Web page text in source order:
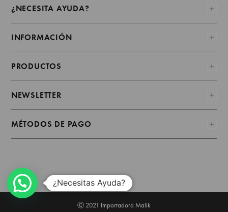
¿NECESITA AYUDA?
INFORMACIÓN
PRODUCTOS
NEWSLETTER
MÉTODOS DE PAGO
Ⓒ 2021 Importadora Malik
¿Necesitas Ayuda?